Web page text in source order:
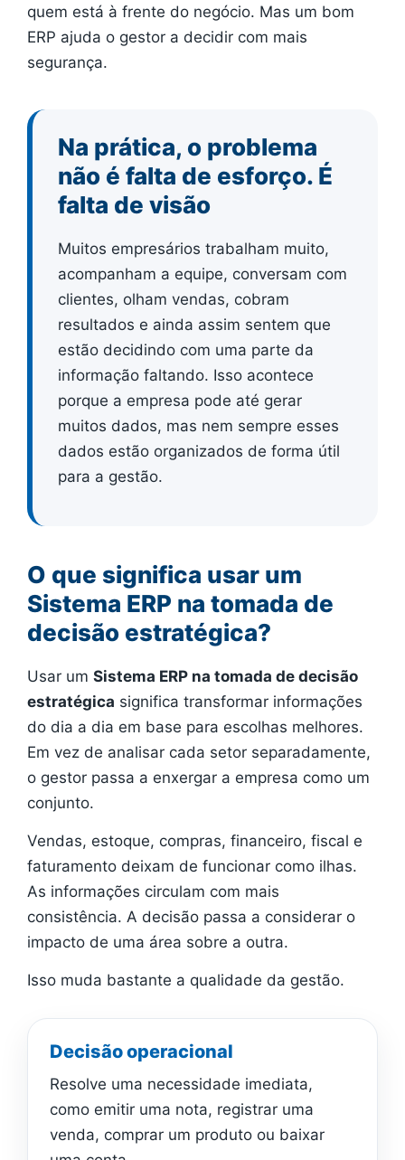
quem está à frente do negócio. Mas um bom
ERP ajuda o gestor a decidir com mais
segurança.
Na prática, o problema
não é falta de esforço. É
falta de visão
Muitos empresários trabalham muito,
acompanham a equipe, conversam com
clientes, olham vendas, cobram
resultados e ainda assim sentem que
estão decidindo com uma parte da
informação faltando. Isso acontece
porque a empresa pode até gerar
muitos dados, mas nem sempre esses
dados estão organizados de forma útil
para a gestão.
O que significa usar um
Sistema ERP na tomada de
decisão estratégica?
Usar um Sistema ERP na tomada de decisão
estratégica significa transformar informações
do dia a dia em base para escolhas melhores.
Em vez de analisar cada setor separadamente,
o gestor passa a enxergar a empresa como um
conjunto.
Vendas, estoque, compras, financeiro, fiscal e
faturamento deixam de funcionar como ilhas.
As informações circulam com mais
consistência. A decisão passa a considerar o
impacto de uma área sobre a outra.
Isso muda bastante a qualidade da gestão.
Decisão operacional
Resolve uma necessidade imediata,
como emitir uma nota, registrar uma
venda, comprar um produto ou baixar